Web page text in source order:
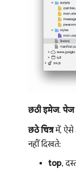
छठी इमेज.पेज
छठे चित्रमें, ऐसे
नहीं दिखते:
top,